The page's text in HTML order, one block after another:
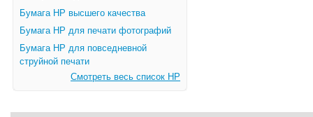
Бумага HP высшего качества
Бумага HP для печати фотографий
Бумага HP для повседневной
струйной печати
Смотреть весь список HP